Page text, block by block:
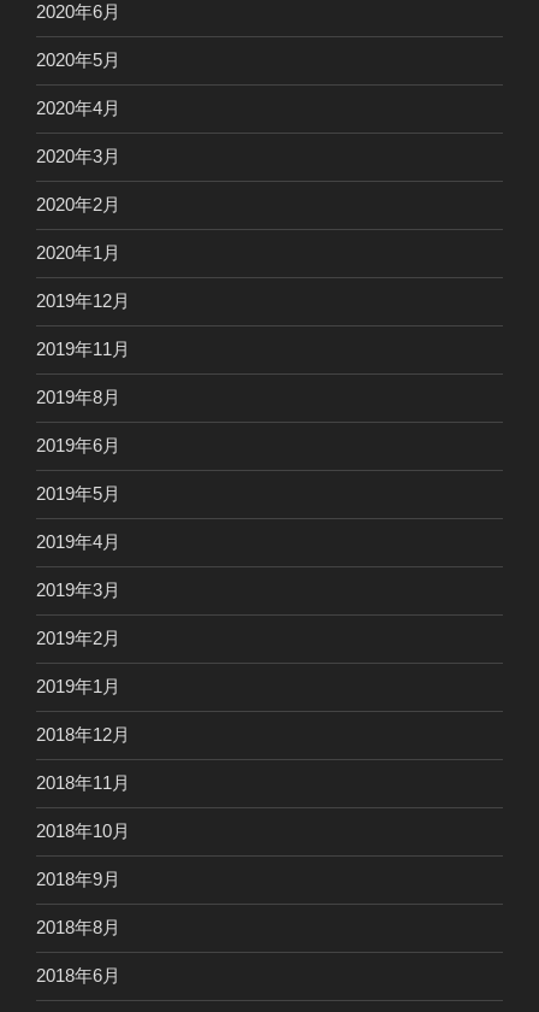
2020年6月
2020年5月
2020年4月
2020年3月
2020年2月
2020年1月
2019年12月
2019年11月
2019年8月
2019年6月
2019年5月
2019年4月
2019年3月
2019年2月
2019年1月
2018年12月
2018年11月
2018年10月
2018年9月
2018年8月
2018年6月